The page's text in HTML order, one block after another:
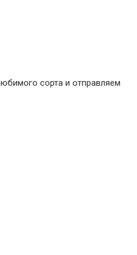
сорта и отправляем